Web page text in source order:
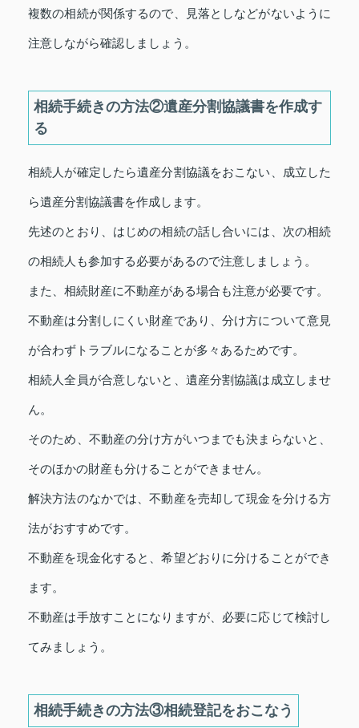
複数の相続が関係するので、見落としなどがないように
注意しながら確認しましょう。
相続手続きの方法②遺産分割協議書を作成す
る
相続人が確定したら遺産分割協議をおこない、成立した
ら遺産分割協議書を作成します。
先述のとおり、はじめの相続の話し合いには、次の相続
の相続人も参加する必要があるので注意しましょう。
また、相続財産に不動産がある場合も注意が必要です。
不動産は分割しにくい財産であり、分け方について意見
が合わずトラブルになることが多々あるためです。
相続人全員が合意しないと、遺産分割協議は成立しませ
ん。
そのため、不動産の分け方がいつまでも決まらないと、
そのほかの財産も分けることができません。
解決方法のなかでは、不動産を売却して現金を分ける方
法がおすすめです。
不動産を現金化すると、希望どおりに分けることができ
ます。
不動産は手放すことになりますが、必要に応じて検討し
てみましょう。
相続手続きの方法③相続登記をおこなう